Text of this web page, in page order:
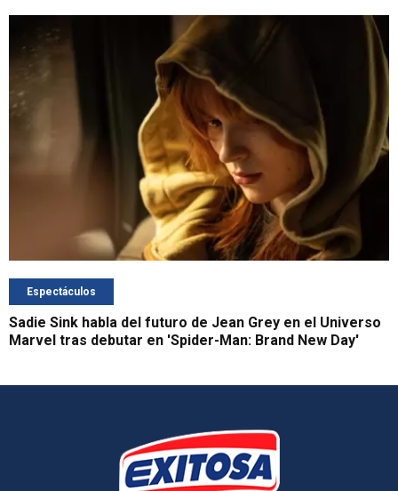
Espectáculos
Sadie Sink habla del futuro de Jean Grey en el Universo
Marvel tras debutar en 'Spider-Man: Brand New Day'